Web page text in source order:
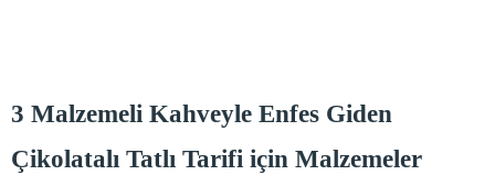
3 Malzemeli Kahveyle Enfes Giden
Çikolatalı Tatlı Tarifi için Malzemeler